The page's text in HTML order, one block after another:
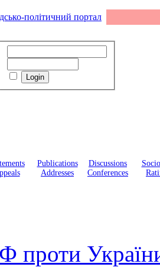
Publications
Addresses
Discussions
Conferences
проти